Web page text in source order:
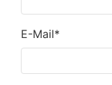
E-Mail*